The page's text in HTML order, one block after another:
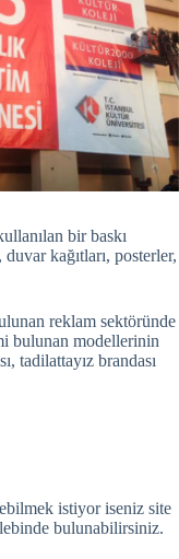
bir baskı
kağıtları, posterler,
reklam sektöründe
bulunan modellerinin
tadilattayız brandası
istiyor iseniz site
bulunabilirsiniz.